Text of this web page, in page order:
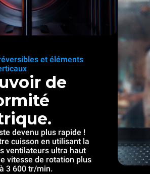
et éléments
de
devenu plus rapide !
cuisson en utilisant la
ventilateurs ultra haut
vitesse de rotation plus
3 600 tr/min.